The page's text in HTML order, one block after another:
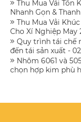
Thu Mua Vải Tồn
Nhanh Gọn &
Thu Mua Vải
Cho Xí Nghiệp May
Quy trình tái chế
đến tái sản xuất -
Nhôm 6061 và
chọn hợp kim phù